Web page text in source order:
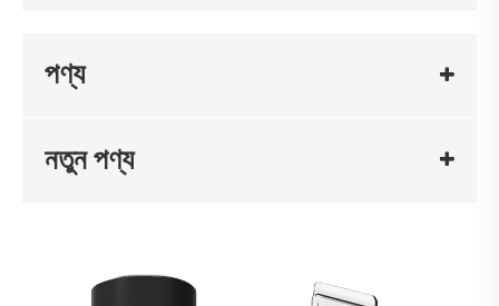
পণ্য
নতুন পণ্য